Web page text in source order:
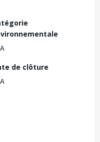
de clôture